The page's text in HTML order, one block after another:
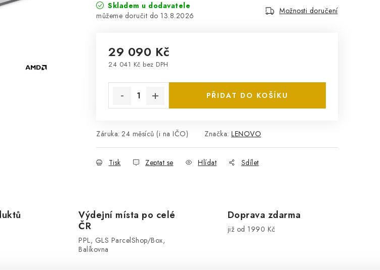
Skladem u dodavatele
13.8.2026
Možnosti doručení
29 090 Kč
24 041 Kč bez DPH
PŘIDAT DO KOŠÍKU
Záruka: 24 měsíců (i na IČO) Značka: LENOVO
Tisk Zeptat se Hlídat Sdílet
Výdejní místa po celé
ČR
PPL, GLS ParcelShop/Box,
Balíkovna
Doprava zdarma
již od 1990 Kč